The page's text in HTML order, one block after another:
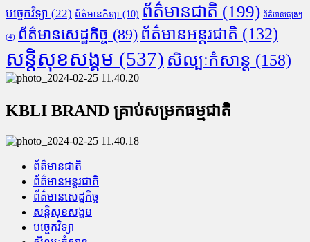
បច្ចេកវិទ្យា (22) ព័ត៌មានកីឡា (10) ព័ត៌មានជាតិ (199) ព័ត៌មានផ្សេងៗ
(4) ព័ត៌មានសេដ្ឋកិច្ច (89) ព័ត៌មានអន្តរជាតិ (132)
សន្តិសុខសង្គម (537) សិល្បៈកំសាន្ត (158)
KBLI BRAND គ្រាប់សម្រកធម្មជាតិ
ព័ត៌មានជាតិ
ព័ត៌មានអន្តរជាតិ
ព័ត៌មានសេដ្ឋកិច្ច
សន្តិសុខសង្គម
បច្ចេកវិទ្យា